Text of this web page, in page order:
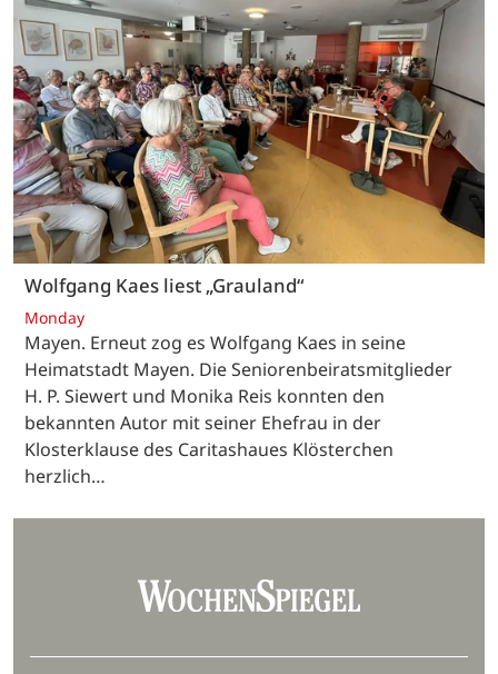
Wolfgang Kaes liest „Grauland“
Monday
Mayen. Erneut zog es Wolfgang Kaes in seine
Heimatstadt Mayen. Die Seniorenbeiratsmitglieder
H. P. Siewert und Monika Reis konnten den
bekannten Autor mit seiner Ehefrau in der
Klosterklause des Caritashaues Klösterchen
herzlich…